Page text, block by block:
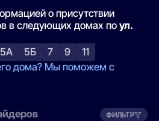
о присутствии
в следующих домах поул.
5А 5Б 7 9
11
дома? Мы поможем с
ФИЛЬТР